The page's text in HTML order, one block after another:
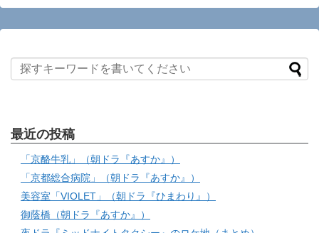
最近の投稿
「京酪牛乳」（朝ドラ『あすか』）
「京都総合病院」（朝ドラ『あすか』）
美容室「VIOLET」（朝ドラ『ひまわり』）
御蔭橋（朝ドラ『あすか』）